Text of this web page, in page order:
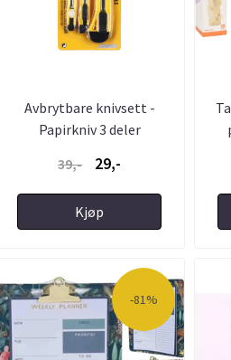
Avbrytbare knivsett -
Papirkniv 3 deler
39,-
29,-
Kjøp
-81%